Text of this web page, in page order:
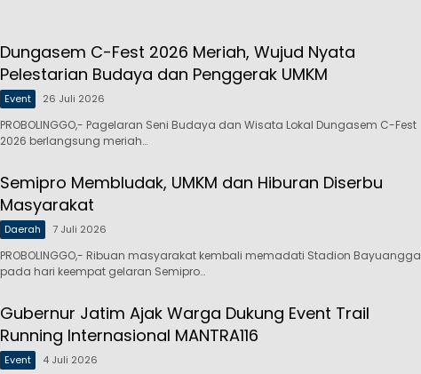
Dungasem C-Fest 2026 Meriah, Wujud Nyata
Pelestarian Budaya dan Penggerak UMKM
Event 26 Juli 2026
PROBOLINGGO,- Pagelaran Seni Budaya dan Wisata Lokal Dungasem C-Fest
2026 berlangsung meriah…
Semipro Membludak, UMKM dan Hiburan Diserbu
Masyarakat
Daerah 7 Juli 2026
PROBOLINGGO,- Ribuan masyarakat kembali memadati Stadion Bayuangga
pada hari keempat gelaran Semipro…
Gubernur Jatim Ajak Warga Dukung Event Trail
Running Internasional MANTRA116
Event 4 Juli 2026